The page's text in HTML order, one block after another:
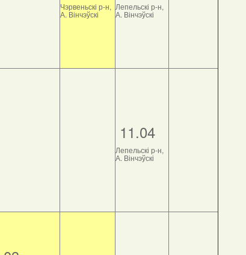
Чэрвеньскі р-н,
А. Вінчэўскі
Лепельскі р-н,
А. Вінчэўскі
11.04
Лепельскі р-н,
А. Вінчэўскі